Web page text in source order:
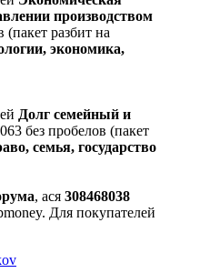
производством
(пакет разбит на
экономика,
Долг семейный и
без пробелов (пакет
семья, государство
, ася 308468038
Для покупателей